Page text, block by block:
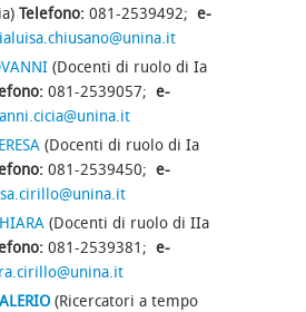
Telefono: 081-2539492; e-
(Docenti di ruolo di Ia
081-2539057; e-
(Docenti di ruolo di Ia
081-2539450; e-
(Docenti di ruolo di IIa
081-2539381; e-
(Ricercatori a tempo